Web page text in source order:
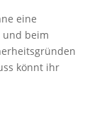
eine
beim
könnt ihr